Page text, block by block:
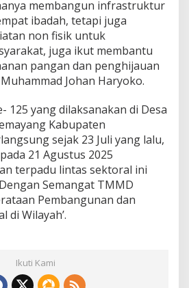
membangun infrastruktur
ibadah, tetapi juga
non fisik untuk
juga ikut membantu
pangan dan penghijauan
Johan Haryoko.
125 yang dilaksanakan di Desa
Kabupaten
sejak 23 Juli yang lalu,
21 Agustus 2025
terpadu lintas sektoral ini
Semangat TMMD
Pembangunan dan
di Wilayah’.
Ikuti Kami